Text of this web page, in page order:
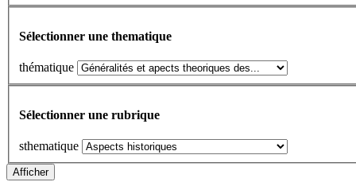
Sélectionner une thematique
thématique
Sélectionner une rubrique
sthematique